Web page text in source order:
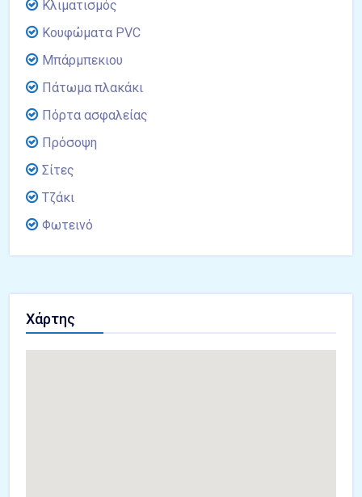
Κλιματισμός
Κουφώματα PVC
Μπάρμπεκιου
Πάτωμα πλακάκι
Πόρτα ασφαλείας
Πρόσοψη
Σίτες
Τζάκι
Φωτεινό
Χάρτης